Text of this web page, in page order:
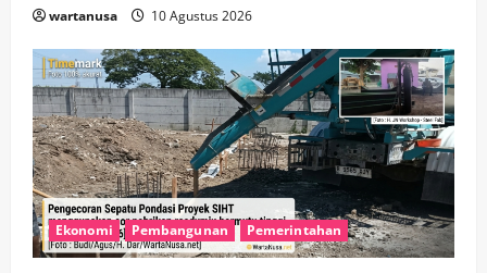
wartanusa 10 Agustus 2026
Ekonomi Pembangunan Pemerintahan